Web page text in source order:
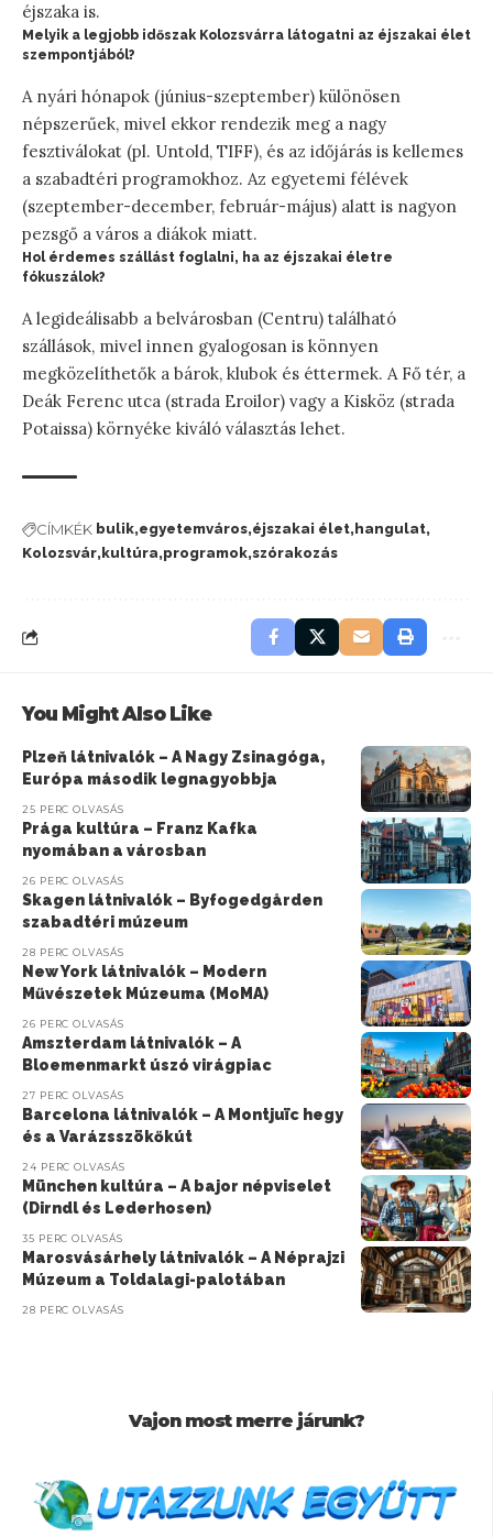
éjszaka is.
Melyik a legjobb időszak Kolozsvárra látogatni az éjszakai élet
szempontjából?
A nyári hónapok (június-szeptember) különösen
népszerűek, mivel ekkor rendezik meg a nagy
fesztiválokat (pl. Untold, TIFF), és az időjárás is kellemes
a szabadtéri programokhoz. Az egyetemi félévek
(szeptember-december, február-május) alatt is nagyon
pezsgő a város a diákok miatt.
Hol érdemes szállást foglalni, ha az éjszakai életre
fókuszálok?
A legideálisabb a belvárosban (Centru) található
szállások, mivel innen gyalogosan is könnyen
megközelíthetők a bárok, klubok és éttermek. A Fő tér, a
Deák Ferenc utca (strada Eroilor) vagy a Kisköz (strada
Potaissa) környéke kiváló választás lehet.
CÍMKÉK bulik egyetemváros éjszakai élet hangulat
Kolozsvár kultúra programok szórakozás
You Might Also Like
Plzeň látnivalók – A Nagy Zsinagóga,
Európa második legnagyobbja
25 PERC OLVASÁS
Prága kultúra – Franz Kafka
nyomában a városban
26 PERC OLVASÁS
Skagen látnivalók – Byfogedgården
szabadtéri múzeum
28 PERC OLVASÁS
New York látnivalók – Modern
Művészetek Múzeuma (MoMA)
26 PERC OLVASÁS
Amszterdam látnivalók – A
Bloemenmarkt úszó virágpiac
27 PERC OLVASÁS
Barcelona látnivalók – A Montjuïc hegy
és a Varázsszökőkút
24 PERC OLVASÁS
München kultúra – A bajor népviselet
(Dirndl és Lederhosen)
35 PERC OLVASÁS
Marosvásárhely látnivalók – A Néprajzi
Múzeum a Toldalagi-palotában
28 PERC OLVASÁS
Vajon most merre járunk?